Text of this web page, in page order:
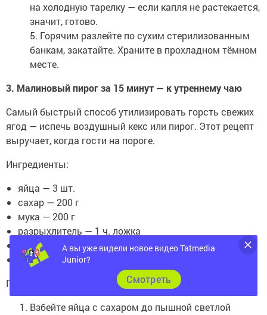
на холодную тарелку — если капля не растекается,
значит, готово.
5. Горячим разлейте по сухим стерилизованным
банкам, закатайте. Храните в прохладном тёмном
месте.
3. Малиновый пирог за 15 минут — к утреннему чаю
Самый быстрый способ утилизировать горсть свежих
ягод — испечь воздушный кекс или пирог. Этот рецепт
выручает, когда гости на пороге.
Ингредиенты:
яйца — 3 шт.
сахар — 200 г
мука — 200 г
разрыхлитель — 1 ч. ложка
сливочное масло (растопленное) — 100 г
малина свежая (или замороженная) — 200 г
Приготовление:
Взбейте яйца с сахаром до пышной светлой
А вы уже видели новое видео Tatmedia
Junior?
Cмотреть